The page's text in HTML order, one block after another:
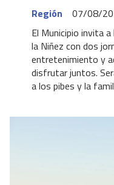
Región
07/08/
El Municipio invita
la Niñez con dos
entretenimiento y
disfrutar juntos.
a los pibes y la